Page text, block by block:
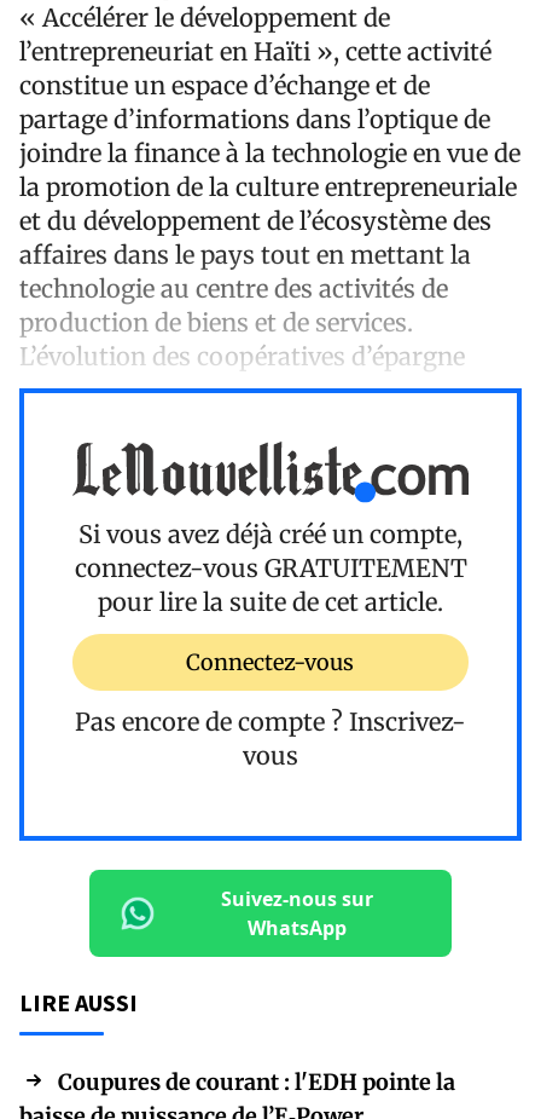
« Accélérer le développement de
l’entrepreneuriat en Haïti », cette activité
constitue un espace d’échange et de
partage d’informations dans l’optique de
joindre la finance à la technologie en vue de
la promotion de la culture entrepreneuriale
et du développement de l’écosystème des
affaires dans le pays tout en mettant la
technologie au centre des activités de
production de biens et de services.
L’évolution des coopératives d’épargne
Si vous avez déjà créé un compte,
connectez-vous GRATUITEMENT
pour lire la suite de cet article.
Connectez-vous
Pas encore de compte ? Inscrivez-
vous
Suivez-nous sur
WhatsApp
LIRE AUSSI
Coupures de courant : l'EDH pointe la